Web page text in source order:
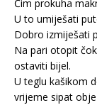
Čim prokuha
U to umiješati
Dobro izmiješati
Na pari otopit
ostaviti bijel.
U teglu kašikom
vrijeme sipat